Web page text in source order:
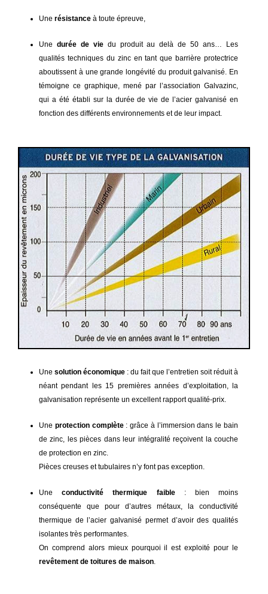
Une résistance à toute épreuve,
Une durée de viedu produit au delà de 50 ans… Les
qualités techniques du zinc en tant que barrière protectrice
aboutissent à une grande longévité du produit galvanisé. En
témoigne ce graphique, mené par l’association Galvazinc,
qui a été établi sur la durée de vie de l’acier galvanisé en
fonction des différents environnements et de leur impact.
Une solution économique : du fait que l’entretien soit réduit à
néant pendant les 15 premières années d’exploitation, la
galvanisation représente un excellent rapport qualité-prix.
Une protection complète: grâce à l’immersion dans le bain
de zinc, les pièces dans leur intégralité reçoivent la couche
de protection en zinc.
Pièces creuses et tubulaires n’y font pas exception.
Uneconductivité thermique faible: bien moins
conséquente que pour d’autres métaux, la conductivité
thermique de l’acier galvanisé permet d’avoir des qualités
isolantes très performantes.
On comprend alors mieux pourquoi il est exploité pour le
revêtement de toitures de maison.